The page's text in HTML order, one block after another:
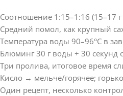
Соотношение 1:15–1:16 (15–17
Средний помол, как крупный
Температура воды 90–96°C в
Блюминг 30 г воды + 30 секунд
Три пролива, итоговое время
Кисло → мельче/горячее;
Один рецепт, несколько